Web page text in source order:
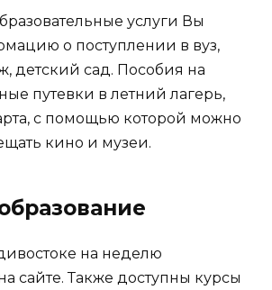
услуги Вы
о поступлении в вуз,
детский сад. Пособия на
путевки в летний лагерь,
с помощью которой можно
кино и музеи.
на неделю
сайте. Также доступны курсы